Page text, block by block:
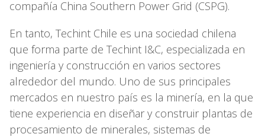
compañía China Southern Power Grid (CSPG).
En tanto, Techint Chile es una sociedad chilena
que forma parte de Techint I&C, especializada en
ingeniería y construcción en varios sectores
alrededor del mundo. Uno de sus principales
mercados en nuestro país es la minería, en la que
tiene experiencia en diseñar y construir plantas de
procesamiento de minerales, sistemas de